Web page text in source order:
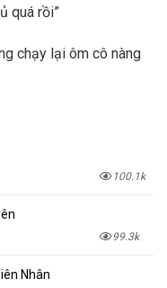
quá rồi”
chạy lại ôm cô nàng
100.1k
99.3k
Nhân